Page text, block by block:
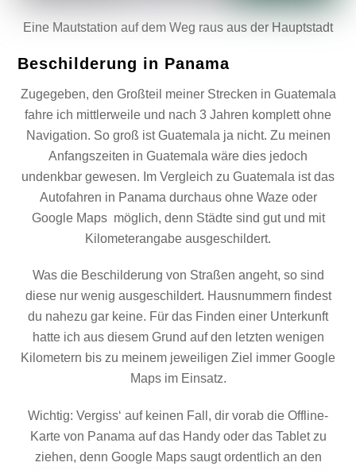
Eine Mautstation auf dem Weg raus aus der Hauptstadt
Beschilderung in Panama
Zugegeben, den Großteil meiner Strecken in Guatemala
fahre ich mittlerweile und nach 3 Jahren komplett ohne
Navigation. So groß ist Guatemala ja nicht. Zu meinen
Anfangszeiten in Guatemala wäre dies jedoch
undenkbar gewesen. Im Vergleich zu Guatemala ist das
Autofahren in Panama durchaus ohne Waze oder
Google Maps möglich, denn Städte sind gut und mit
Kilometerangabe ausgeschildert.
Was die Beschilderung von Straßen angeht, so sind
diese nur wenig ausgeschildert. Hausnummern findest
du nahezu gar keine. Für das Finden einer Unterkunft
hatte ich aus diesem Grund auf den letzten wenigen
Kilometern bis zu meinem jeweiligen Ziel immer Google
Maps im Einsatz.
Wichtig: Vergiss‘ auf keinen Fall, dir vorab die Offline-
Karte von Panama auf das Handy oder das Tablet zu
ziehen, denn Google Maps saugt ordentlich an den